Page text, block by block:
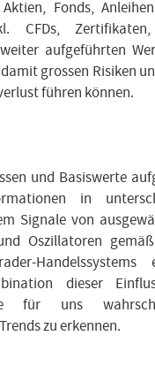
Fonds,
CFDs,
aufgeführten
grossen Risiken
führen können.
und Basiswerte
in
Signale von
Oszillatoren
Handelssystems
dieser
für uns
zu erkennen.